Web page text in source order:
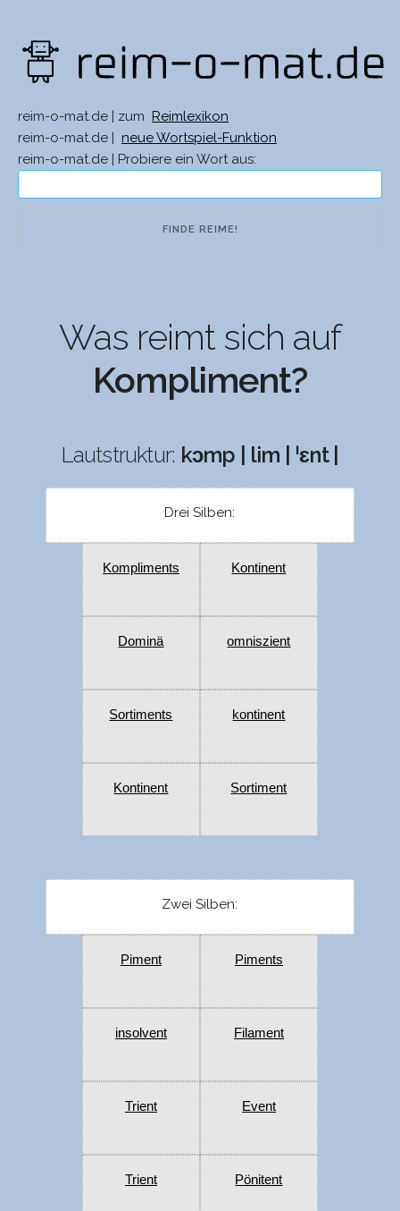
reim-o-mat.de | zum
Reimlexikon
reim-o-mat.de |
neue Wortspiel-Funktion
reim-o-mat.de | Probiere ein Wort aus:
Was reimt sich auf
Kompliment?
Lautstruktur: kɔmp | lim | ˈɛnt |
Drei Silben:
Kompliments Kontinent
Dominä omniszient
Sortiments kontinent
Kontinent Sortiment
Zwei Silben:
Piment Piments
insolvent Filament
Trient Event
Trient Pönitent